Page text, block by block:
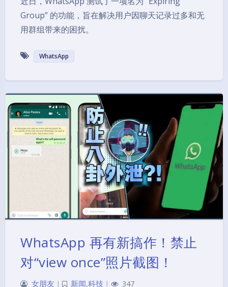
Group” 的功能，旨在解决用户因聊天记录过多和无
用群组带来的困扰。
WhatsApp
WhatsApp 再有新搞作！禁止
对“view once”照片截图！
女朋友 | 新闻,科技 | 347